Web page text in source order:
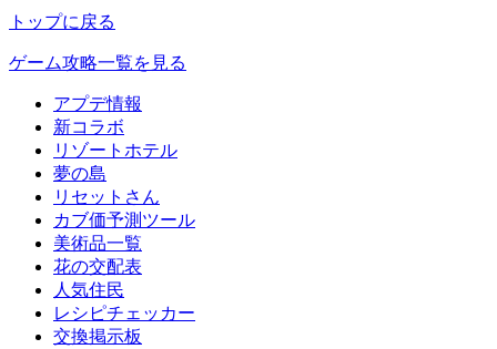
トップに戻る
ゲーム攻略一覧を見る
アプデ情報
新コラボ
リゾートホテル
夢の島
リセットさん
カブ価予測ツール
美術品一覧
花の交配表
人気住民
レシピチェッカー
交換掲示板